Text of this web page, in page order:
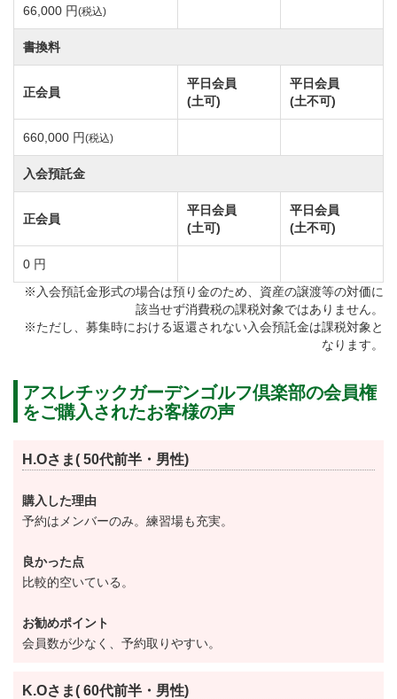
るゴルファーの目を楽しませてくれます。
アスレチックガーデンゴルフ倶楽部のコース設計は小
大小の池が織りなす美しい景観、自然地形を活かした
コース造りで定評のあります。
絶妙なアンジュレーションや8個の池、103か所のバン
カー・グラスバンカー配された戦略性が高い全18ホー
ル。
コースレートは72.2。庭園風に造られたコースは全体
的にフラットですが、ボールの落下点によってはコー
スレート以上に難しく感じます。
アスレチックガーデンゴルフ倶楽部は全てのホールが
個性的なので、アスリート志向のゴルファー、腕自慢
の上級者、女性ゴルファーまでお楽しみ頂けます。
プレイヤーのチャレンジスピリッツを刺激する攻め応
え抜群のコースは変化に富んでいるので飽きずに回れ
レンジは250ヤード、16打席の他にアプローチ・バン
プレー前の準備運動やラウンド後の調整など存分にご
活用ください。
コース・グリーンともに細部までメンテナンスが施さ
れているので、コースコンディションの良さも定評が
66,000 円(税込)
書換料
正会員
平日会員
(土可)
平日会員
(土不可)
660,000 円(税込)
入会預託金
正会員
平日会員
(土可)
平日会員
(土不可)
0 円
※入会預託金形式の場合は預り金のため、資産の譲渡等の対価に
該当せず消費税の課税対象ではありません。
※ただし、募集時における返還されない入会預託金は課税対象と
なります。
アスレチックガーデンゴルフ倶楽部の会員権
をご購入されたお客様の声
H.Oさま( 50代前半・男性)
購入した理由
予約はメンバーのみ。練習場も充実。
良かった点
比較的空いている。
お勧めポイント
会員数が少なく、予約取りやすい。
K.Oさま( 60代前半・男性)